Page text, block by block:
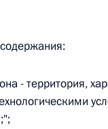
закона «Об
- территория,